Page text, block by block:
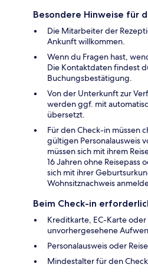
Besondere Hinweise für
Die Mitarbeiter der
Ankunft willkommen.
Wenn du Fragen hast,
Die Kontaktdaten findest
Buchungsbestätigung.
Von der Unterkunft zur
werden ggf. mit
übersetzt.
Für den Check-in müssen
gültigen Personalausweis
müssen sich mit ihrem
16 Jahren ohne Reisepass
sich mit ihrer
Wohnsitznachweis
Beim Check-in
Kreditkarte, EC-Karte
unvorhergesehene
Personalausweis oder
Mindestalter für den